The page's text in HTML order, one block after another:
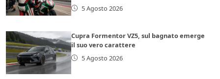
5 Agosto 2026
Cupra Formentor VZ5, sul bagnato emerge
il suo vero carattere
5 Agosto 2026